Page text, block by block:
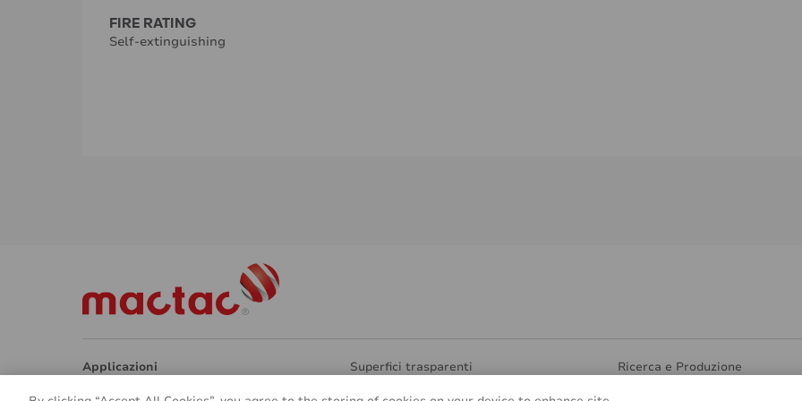
FIRE RATING
Self-extinguishing
Applicazioni
Superfici trasparenti
Ricerca e Produzione